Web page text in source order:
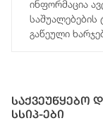
ინფორმაცია
საშუალებების
გაწეული
საქვეუწყებო
სსიპ-ები